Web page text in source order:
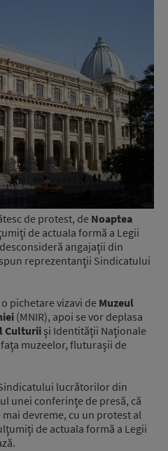
de protest, de Noaptea
de actuala formă a Legii
angajaţii din
reprezentanţii Sindicatului
pichetare vizavi de Muzeul
(MNIR), apoi se vor deplasa
Culturiişi Identităţii Naţionale
muzeelor, fluturaşii de
lucrătorilor din
unei conferinţe de presă, că
devreme, cu un protest al
de actuala formă a Legii